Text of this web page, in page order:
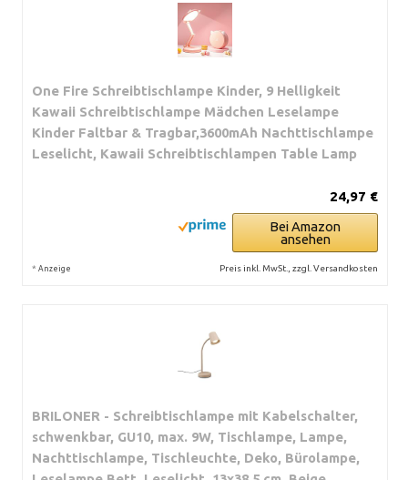
One Fire Schreibtischlampe Kinder, 9 Helligkeit
Kawaii Schreibtischlampe Mädchen Leselampe
Kinder Faltbar & Tragbar,3600mAh Nachttischlampe
Leselicht, Kawaii Schreibtischlampen Table Lamp
24,97 €
Bei Amazon
ansehen
* Anzeige Preis inkl. MwSt., zzgl. Versandkosten
BRILONER - Schreibtischlampe mit Kabelschalter,
schwenkbar, GU10, max. 9W, Tischlampe, Lampe,
Nachttischlampe, Tischleuchte, Deko, Bürolampe,